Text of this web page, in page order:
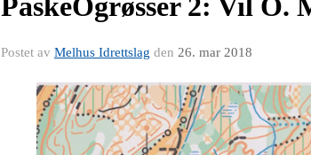
Postet av Melhus Idrettslag den 26. mar 2018